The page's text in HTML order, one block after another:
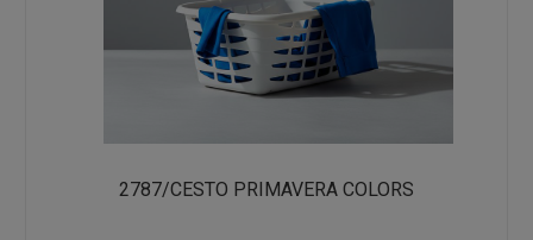
2787/CESTO PRIMAVERA COLORS